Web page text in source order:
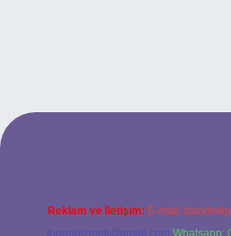
güncel giriş
Reklam ve İletişim: E-mail:
forumhizmeti@gmail.com Whatsapp: